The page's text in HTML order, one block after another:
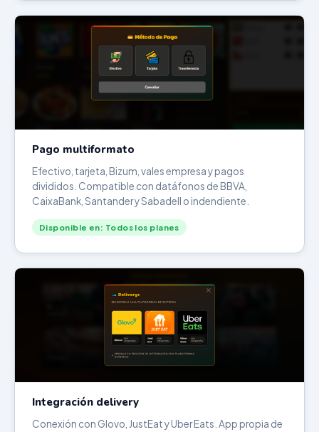
Pago multiformato
Efectivo, tarjeta, Bizum, vales empresa y pagos
divididos. Compatible con datáfonos de BBVA,
CaixaBank, Santander y Sabadell o indendiente.
Disponible en: Todos los planes
Integración delivery
Conexión con Glovo, JustEat y Uber Eats. App propia de